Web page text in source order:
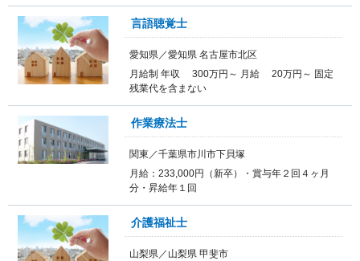
言語聴覚士
愛知県／愛知県 名古屋市北区
月給制 年収 300万円～ 月給 20万円～ 固定
残業代を含まない
作業療法士
関東／千葉県市川市下貝塚
月給：233,000円（新卒）・賞与年２回４ヶ月
分・昇給年１回
介護福祉士
山梨県／山梨県 甲斐市